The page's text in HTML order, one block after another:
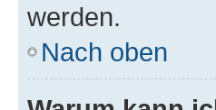
werden.
Nach oben